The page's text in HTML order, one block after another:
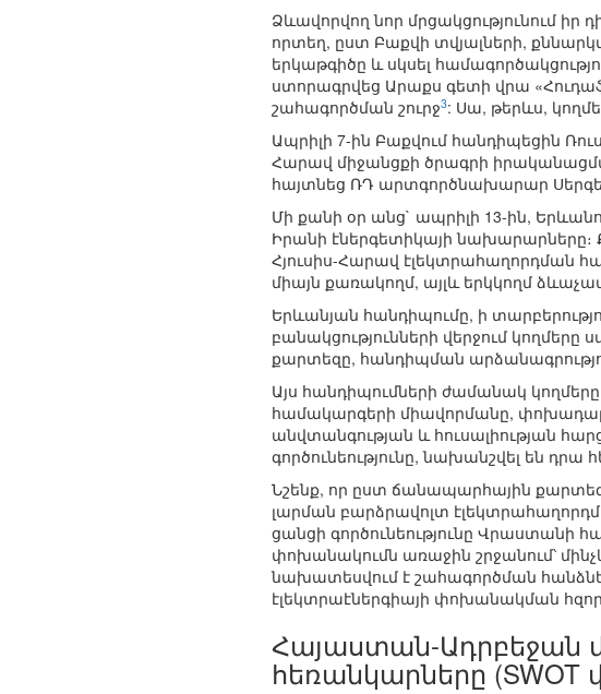
Ձևավորվող նոր մրցակցությունում
որտեղ, ըստ Բաքվի տվյալների,
երկաթգիծը և սկսել
ստորագրվեց Արաքս գետի վրա
շահագործման շուրջ3: Սա, թերևս,
Ապրիլի 7-ին Բաքվում հանդիպեցին
Հարավ միջանցքի ծրագրի իրականացման
հայտնեց ՌԴ արտգործնախարար
Մի քանի օր անց` ապրիլի 13-ին,
Իրանի էներգետիկայի
Հյուսիս-Հարավ էլեկտրահաղորդման
միայն քառակողմ, այլև երկկողմ
Երևանյան հանդիպումը, ի
բանակցությունների վերջում
քարտեզը, հանդիպման
Այս հանդիպումների ժամանակ
համակարգերի միավորմանը,
անվտանգության և հուսալիության
գործունեությունը, նախանշվել են դրա
Նշենք, որ ըստ ճանապարհային
լարման բարձրավոլտ
ցանցի գործունեությունը Վրաստանի
փոխանակումն առաջին շրջանում՝
նախատեսվում է շահագործման
էլեկտրաէներգիայի փոխանակման
Հայաստան-Ադրբեջան
հեռանկարները (SWOT